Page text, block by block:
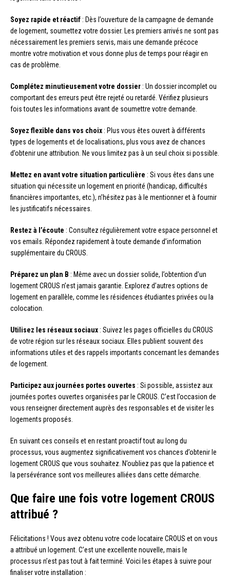
Soyez rapide et réactif : Dès l’ouverture de la campagne de demande
de logement, soumettez votre dossier. Les premiers arrivés ne sont pas
nécessairement les premiers servis, mais une demande précoce
montre votre motivation et vous donne plus de temps pour réagir en
cas de problème.
Complétez minutieusement votre dossier : Un dossier incomplet ou
comportant des erreurs peut être rejeté ou retardé. Vérifiez plusieurs
fois toutes les informations avant de soumettre votre demande.
Soyez flexible dans vos choix : Plus vous êtes ouvert à différents
types de logements et de localisations, plus vous avez de chances
d’obtenir une attribution. Ne vous limitez pas à un seul choix si possible.
Mettez en avant votre situation particulière : Si vous êtes dans une
situation qui nécessite un logement en priorité (handicap, difficultés
financières importantes, etc.), n’hésitez pas à le mentionner et à fournir
les justificatifs nécessaires.
Restez à l’écoute : Consultez régulièrement votre espace personnel et
vos emails. Répondez rapidement à toute demande d’information
supplémentaire du CROUS.
Préparez un plan B : Même avec un dossier solide, l’obtention d’un
logement CROUS n’est jamais garantie. Explorez d’autres options de
logement en parallèle, comme les résidences étudiantes privées ou la
colocation.
Utilisez les réseaux sociaux : Suivez les pages officielles du CROUS
de votre région sur les réseaux sociaux. Elles publient souvent des
informations utiles et des rappels importants concernant les demandes
de logement.
Participez aux journées portes ouvertes : Si possible, assistez aux
journées portes ouvertes organisées par le CROUS. C’est l’occasion de
vous renseigner directement auprès des responsables et de visiter les
logements proposés.
En suivant ces conseils et en restant proactif tout au long du
processus, vous augmentez significativement vos chances d’obtenir le
logement CROUS que vous souhaitez. N’oubliez pas que la patience et
la persévérance sont vos meilleures alliées dans cette démarche.
Que faire une fois votre logement CROUS
attribué ?
Félicitations ! Vous avez obtenu votre code locataire CROUS et on vous
a attribué un logement. C’est une excellente nouvelle, mais le
processus n’est pas tout à fait terminé. Voici les étapes à suivre pour
finaliser votre installation :